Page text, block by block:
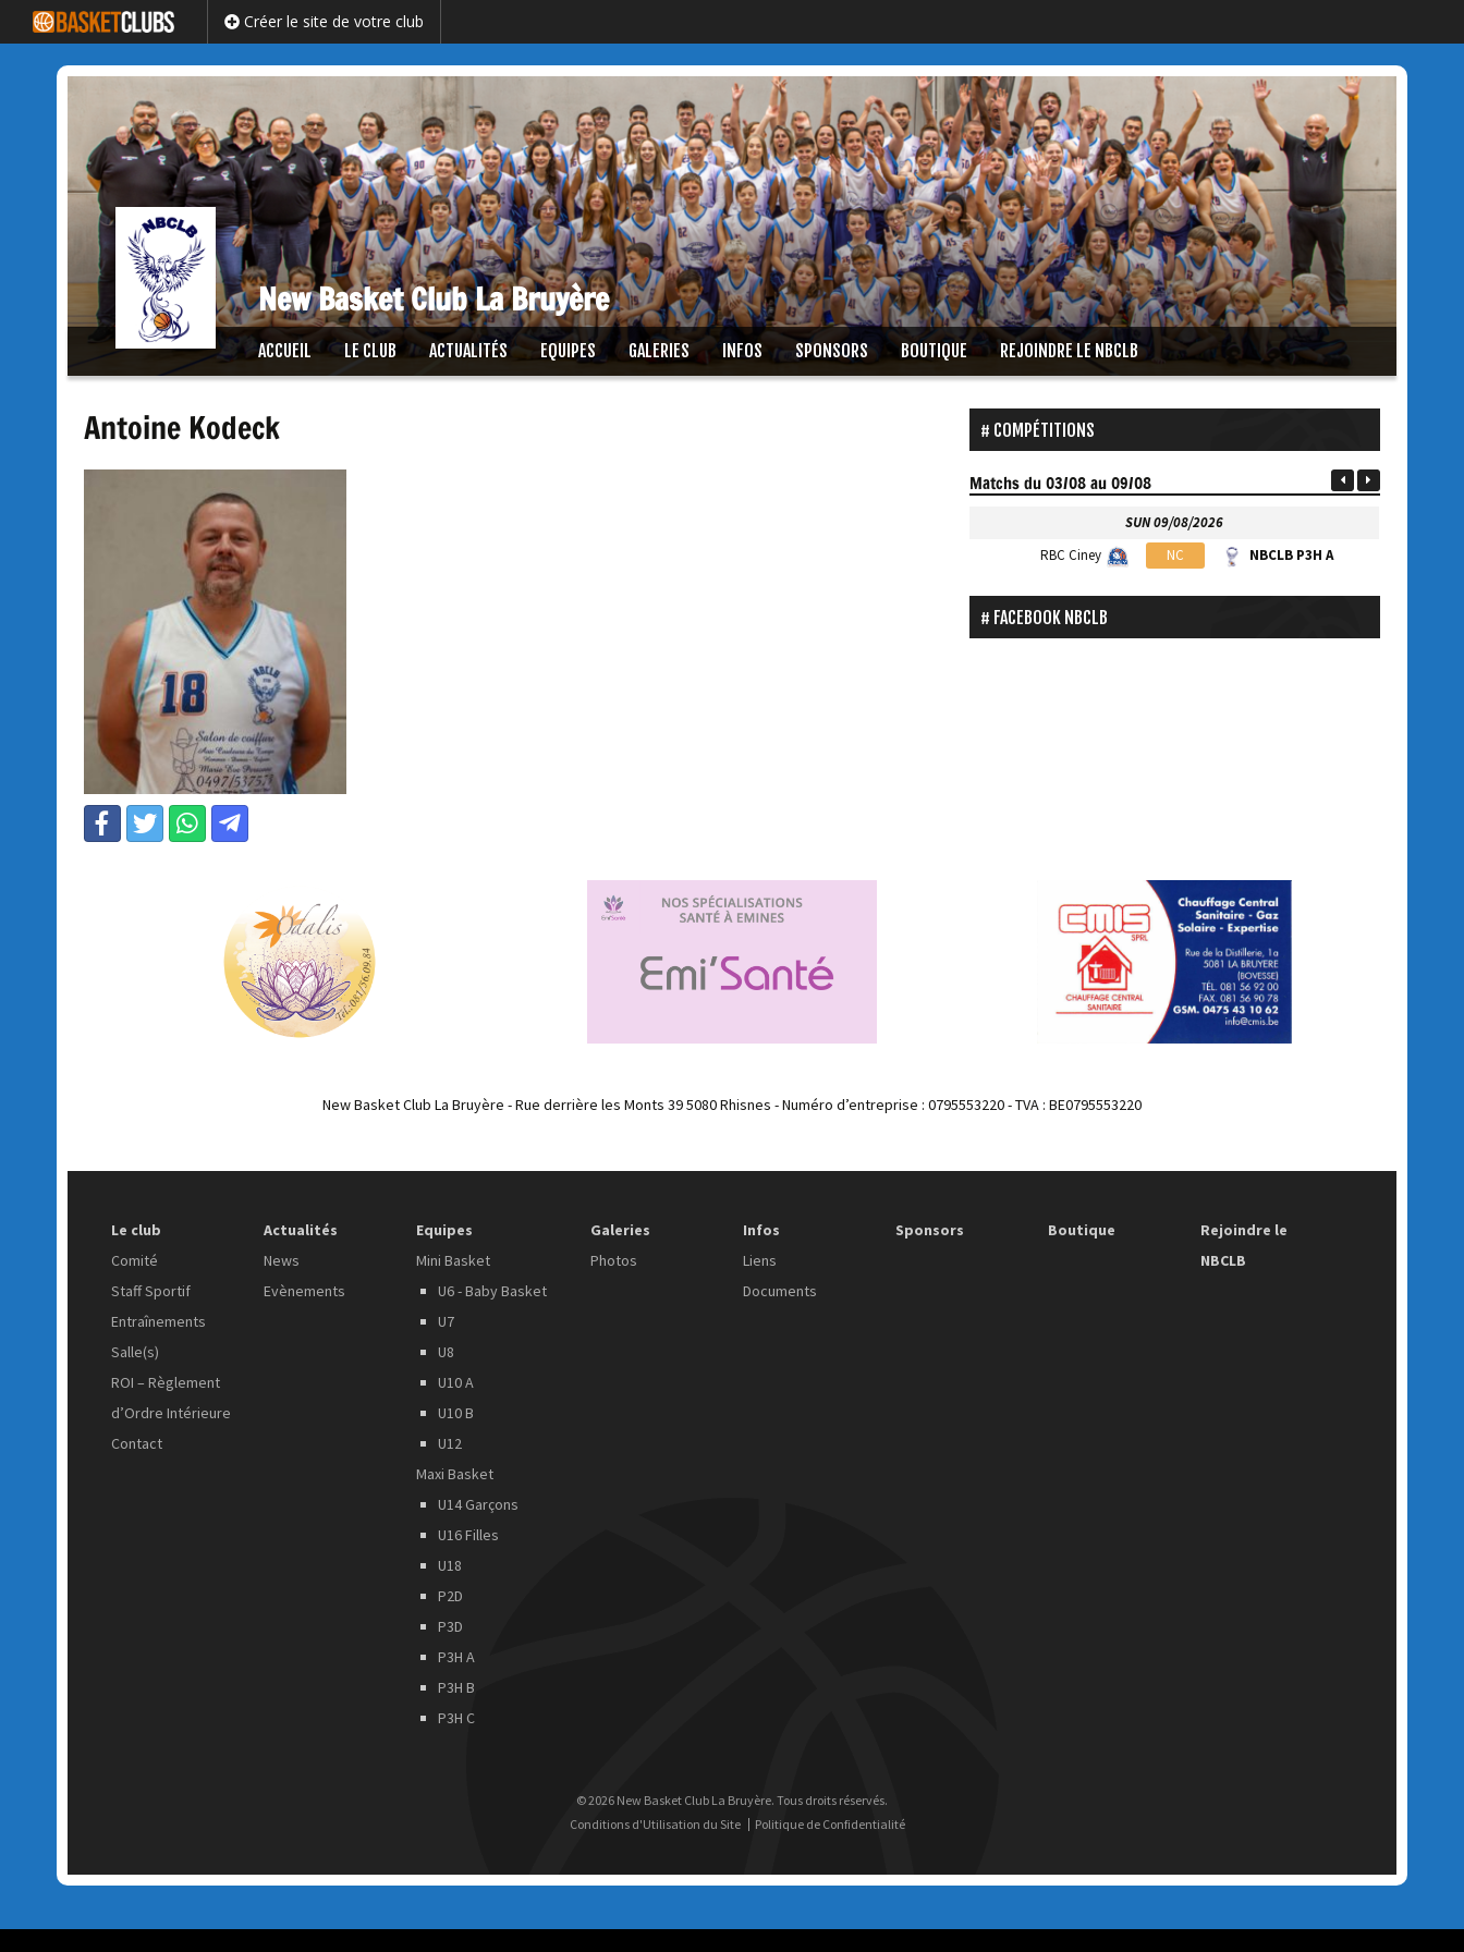
Créer le site de votre club
New Basket Club La Bruyère
Passer
ACCUEIL LE CLUB ACTUALITÉS EQUIPES GALERIES INFOS SPONSORS BOUTIQUE REJOINDRE LE NBCLB
Antoine Kodeck COMPÉTITIONS
Matchsdu 03/08 au 09/08
SUN 09/08/2026
RBC Ciney
NC NBCLB P3H A
FACEBOOK NBCLB
New Basket Club La Bruyère - Rue derrière les Monts 39 5080 Rhisnes - Numéro d’entreprise : 0795553220 - TVA : BE0795553220
Le club
Comité
Staff Sportif
Entraînements
Salle(s)
ROI – Règlement
d’Ordre Intérieure
Contact
Actualités
News
Evènements
Equipes
Mini Basket
U6 - Baby Basket
U7
U8
U10 A
U10 B
U12
Maxi Basket
U14 Garçons
U16 Filles
U18
P2D
P3D
P3H A
P3H B
P3H C
Galeries
Photos
Infos
Liens
Documents
Sponsors Boutique
Rejoindre le
NBCLB
© 2026 New Basket Club La Bruyère. Tous droits réservés.
Conditions d'Utilisation du Site
Politique de Confidentialité